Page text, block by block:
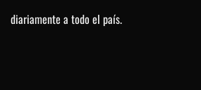
diariamente a todo el país.